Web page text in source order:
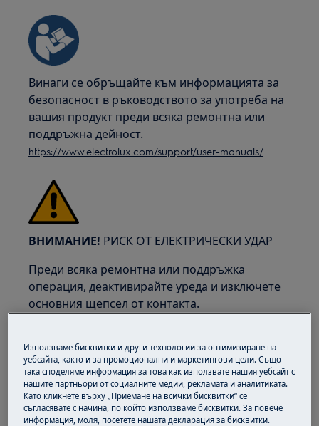
Винаги се обръщайте към информацията за
безопасност в ръководството за употреба на
вашия продукт преди всяка ремонтна или
поддръжна дейност.
https://www.electrolux.com/support/user-manuals/
ВНИМАНИЕ! РИСК ОТ ЕЛЕКТРИЧЕСКИ УДАР
Преди всяка ремонтна или поддръжка
операция, деактивирайте уреда и изключете
основния щепсел от контакта.
Използваме бисквитки и други технологии за оптимизиране на
уебсайта, както и за промоционални и маркетингови цели. Също
така споделяме информация за това как използвате нашия уебсайт с
нашите партньори от социалните медии, рекламата и аналитиката.
Като кликнете върху „Приемане на всички бисквитки“ се
съгласявате с начина, по който използваме бисквитки. За повече
информация, моля, посетете нашата декларация за бисквитки.